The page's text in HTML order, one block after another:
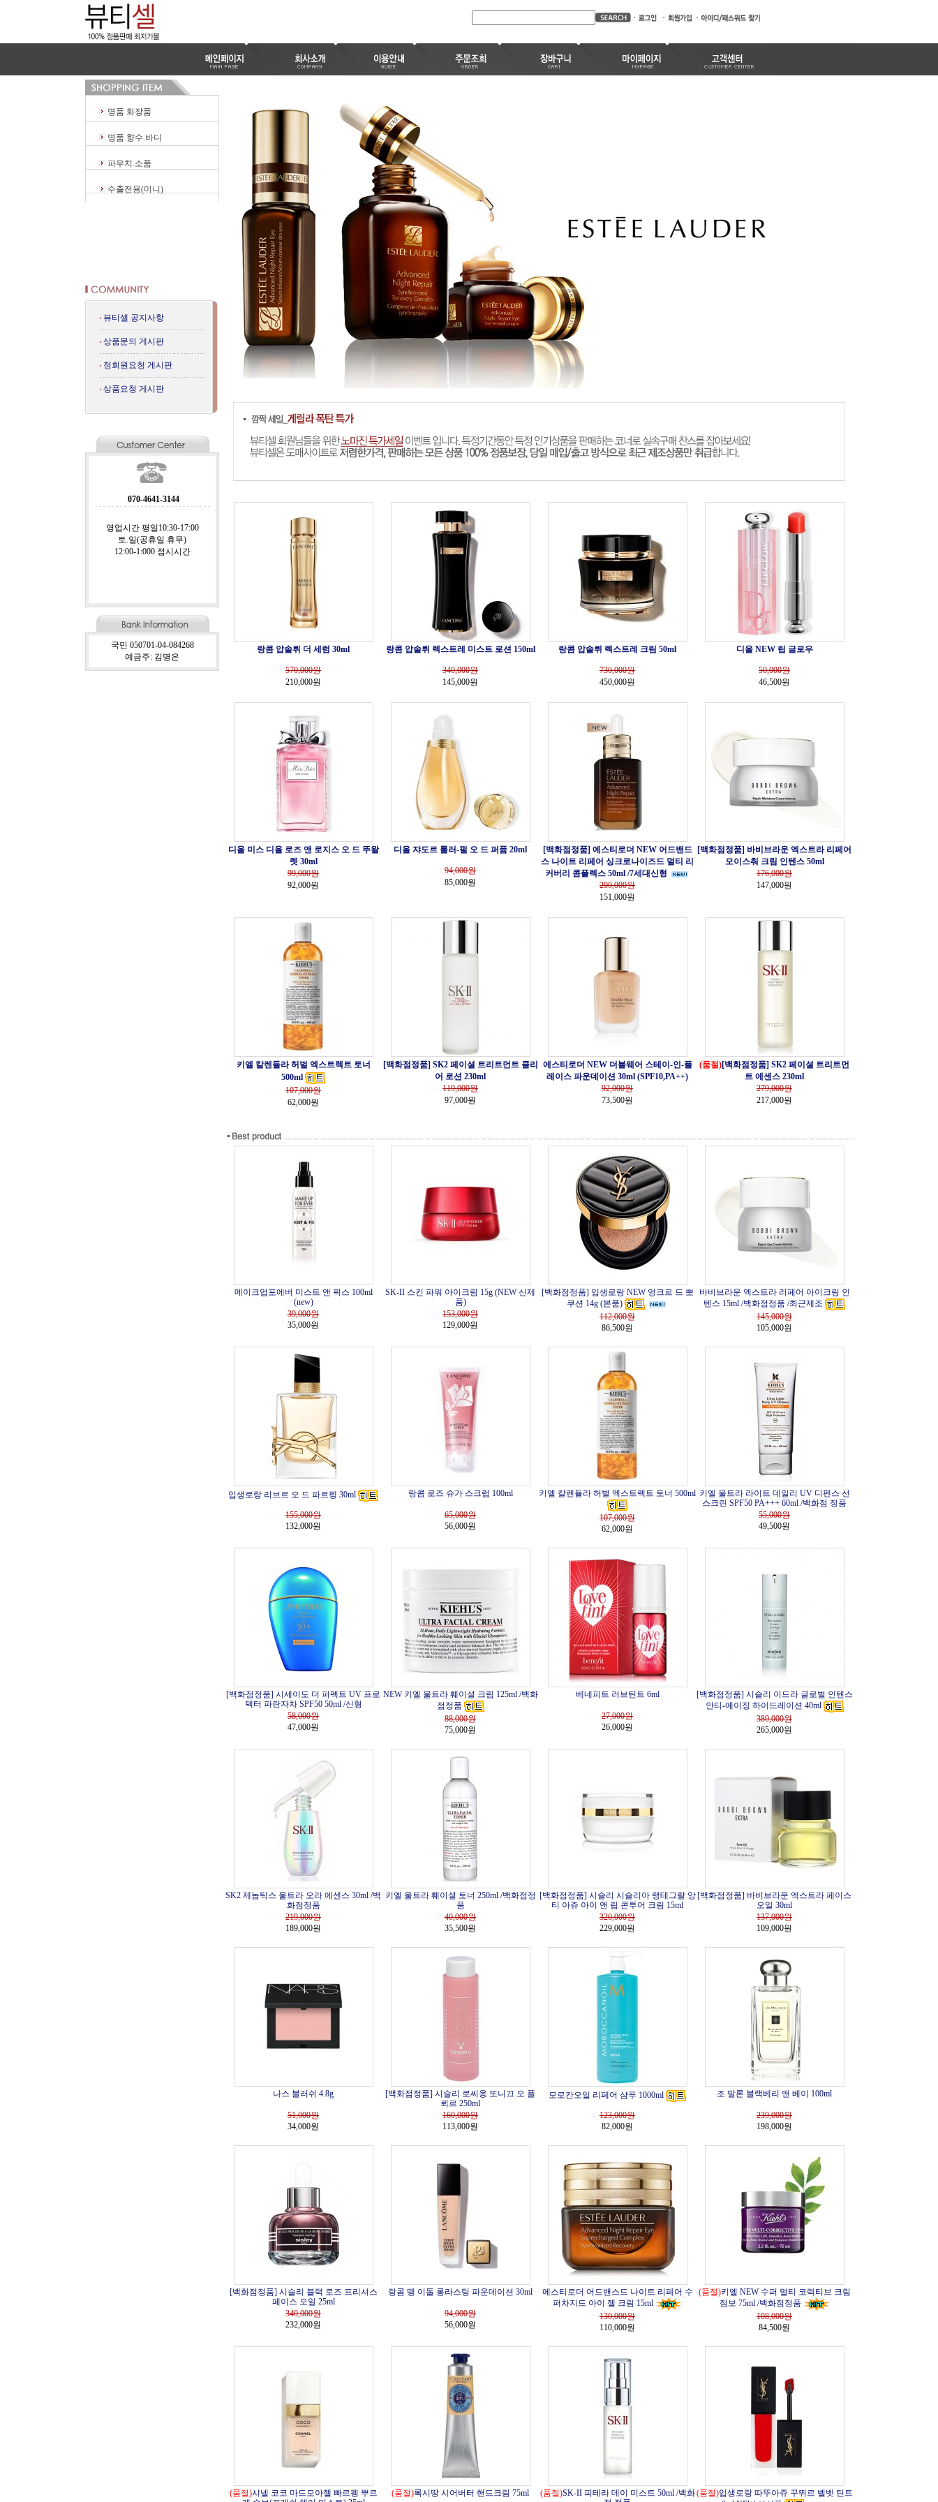
명품 화장품
명품 향수.바디
파우치.소품
수출전용(미니)
뷰티셀 공지사항
상품문의 게시판
정회원요청 게시판
상품요청 게시판
070-4641-3144
영업시간 평일10:30-17:00
토.일(공휴일 휴무)
12:00-1:000 점시시간
국민 050701-04-084268
예금주: 김명은
랑콤 압솔뤼 더 세럼 30ml
570,000원
210,000원
랑콤 압솔뤼 렉스트레 미스트 로션 150ml
340,000원
145,000원
랑콤 압솔뤼 렉스트레 크림 50ml
730,000원
450,000원
디올 NEW 립 글로우
50,000원
46,500원
디올 미스 디올 로즈 앤 로지스 오 드 뚜왈
렛 30ml
99,000원
92,000원
디올 쟈도르 롤러-펄 오 드 퍼퓸 20ml
94,000원
85,000원
[백화점정품] 에스티로더 NEW 어드밴드
스 나이트 리페어 싱크로나이즈드 멀티 리
커버리 콤플렉스 50ml /7세대신형
200,000원
151,000원
[백화점정품] 바비브라운 엑스트라 리페어
모이스춰 크림 인텐스 50ml
176,000원
147,000원
키엘 칼렌듈라 허벌 엑스트렉트 토너
500ml
107,000원
62,000원
[백화점정품] SK2 페이셜 트리트먼트 클리
어 로션 230ml
119,000원
97,000원
에스티로더 NEW 더블웨어 스테이-인-플
레이스 파운데이션 30ml (SPF10,PA++)
92,000원
73,500원
(품절)[백화점정품] SK2 페이셜 트리트먼
트 에센스 230ml
279,000원
217,000원
메이크업포에버 미스트 앤 픽스 100ml
(new)
39,000원
35,000원
SK-II 스킨 파워 아이크림 15g (NEW 신제
품)
153,000원
129,000원
[백화점정품] 입생로랑 NEW 엉크르 드 뽀
쿠션 14g (본품)
112,000원
86,500원
바비브라운 엑스트라 리페어 아이크림 인
텐스 15ml /백화점정품 /최근제조
145,000원
105,000원
입생로랑 리브르 오 드 파르펭 30ml
155,000원
132,000원
랑콤 로즈 슈가 스크럽 100ml
65,000원
56,000원
키엘 칼렌듈라 허벌 엑스트렉트 토너 500ml
107,000원
62,000원
키엘 울트라 라이트 데일리 UV 디펜스 선
스크린 SPF50 PA+++ 60ml /백화점 정품
55,000원
49,500원
[백화점정품] 시세이도 더 퍼펙트 UV 프로
텍터 파란자차 SPF50 50ml /신형
58,000원
47,000원
NEW 키엘 울트라 훼이셜 크림 125ml /백화
점정품
88,000원
75,000원
베네피트 러브틴트 6ml
27,000원
26,000원
[백화점정품] 시슬리 이드라 글로벌 인텐스
안티-에이징 하이드레이션 40ml
380,000원
265,000원
SK2 제놉틱스 울트라 오라 에센스 30ml /백
화점정품
219,000원
189,000원
키엘 울트라 훼이셜 토너 250ml /백화점정
품
40,000원
35,500원
[백화점정품] 시슬리 시슬리아 랭테그랄 앙
티 아쥬 아이 앤 립 콘투어 크림 15ml
320,000원
229,000원
[백화점정품] 바비브라운 엑스트라 페이스
오일 30ml
137,000원
109,000원
나스 블러쉬 4.8g
51,000원
34,000원
[백화점정품] 시슬리 로씨옹 또니끄 오 플
뢰르 250ml
160,000원
113,000원
모로칸오일 리페어 샴푸 1000ml
123,000원
82,000원
조 말론 블랙베리 앤 베이 100ml
239,000원
198,000원
[백화점정품] 시슬리 블랙 로즈 프리셔스
페이스 오일 25ml
340,000원
232,000원
랑콤 뗑 이돌 롱라스팅 파운데이션 30ml
94,000원
56,000원
에스티로더 어드밴스드 나이트 리페어 수
퍼차지드 아이 젤 크림 15ml
130,000원
110,000원
(품절)키엘 NEW 수퍼 멀티 코렉티브 크림
점보 75ml /백화점정품
108,000원
84,500원
(품절)샤넬 코코 마드모아젤 빠르펭 뿌르
(품절)록시땅 시어버터 핸드크림 75ml (품절)SK-II 피테라 데이 미스트 50ml /백화(품절)입생로랑 따뚜아쥬 꾸뛰르 벨벳 틴트